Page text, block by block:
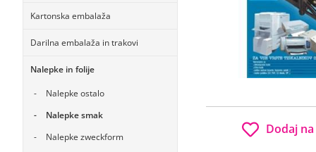
Kartonska embalaža
Darilna embalaža in trakovi
Nalepke in folije
Nalepke ostalo
Nalepke smak
Nalepke zweckform
Dodaj